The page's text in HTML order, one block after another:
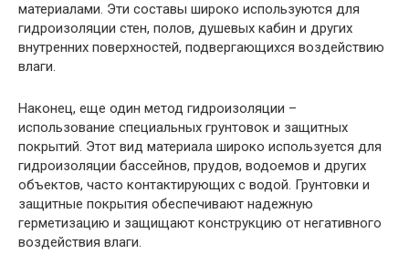
материалами. Эти составы широко используются для
гидроизоляции стен, полов, душевых кабин и других
внутренних поверхностей, подвергающихся воздействию
влаги.
Наконец, еще один метод гидроизоляции –
использование специальных грунтовок и защитных
покрытий. Этот вид материала широко используется для
гидроизоляции бассейнов, прудов, водоемов и других
объектов, часто контактирующих с водой. Грунтовки и
защитные покрытия обеспечивают надежную
герметизацию и защищают конструкцию от негативного
воздействия влаги.